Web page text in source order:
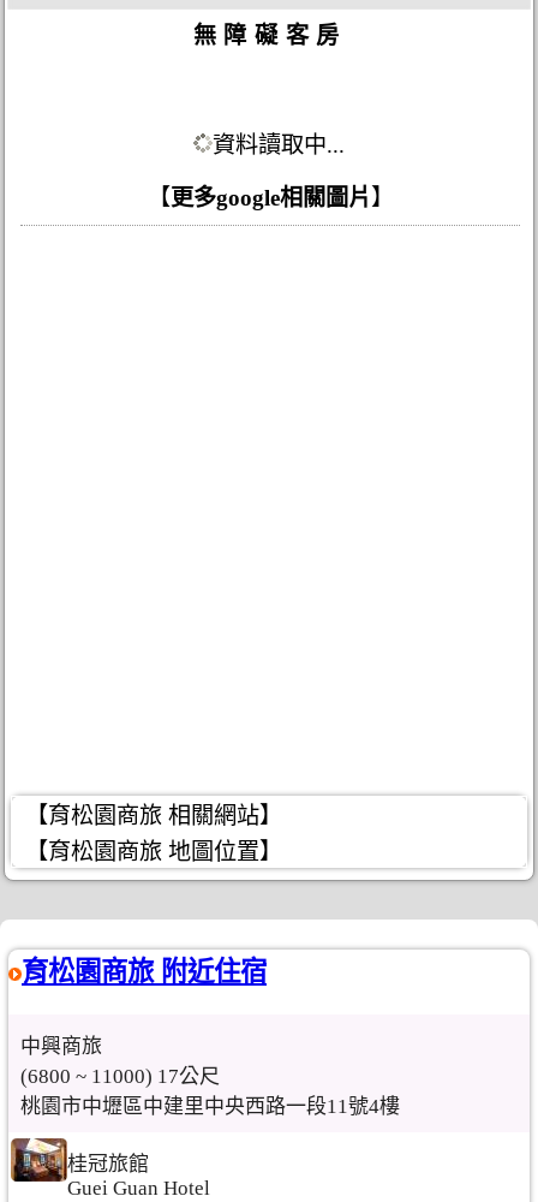
無障礙客房
資料讀取中...
【更多google相關圖片】
【育松園商旅 相關網站】
【育松園商旅 地圖位置】
育松園商旅 附近住宿
中興商旅
(6800 ~ 11000) 17公尺
桃園市中壢區中建里中央西路一段11號4樓
桂冠旅館
Guei Guan Hotel